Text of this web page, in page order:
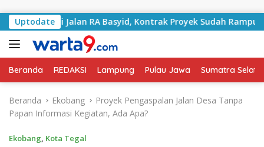
Uptodate
Jalan RA Basyid, Kontrak Proyek Sudah Rampung
Beranda REDAKSI Lampung Pulau Jawa Sumatra
Beranda Ekobang
Proyek Pengaspalan Jalan Desa Tanpa
Papan Informasi Kegiatan, Ada Apa?
Ekobang, Kota Tegal